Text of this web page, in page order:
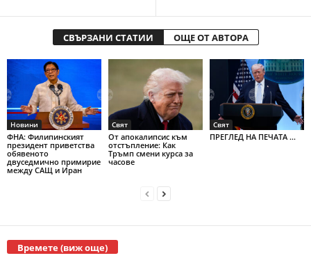
СВЪРЗАНИ СТАТИИ ОЩЕ ОТ АВТОРА
Новини
ФНА: Филипинският
президент приветства
обявеното
двуседмично примирие
между САЩ и Иран
Свят
От апокалипсис към
отстъпление: Как
Тръмп смени курса за
часове
Свят
ПРЕГЛЕД НА ПЕЧАТА ...
Времете (виж още)